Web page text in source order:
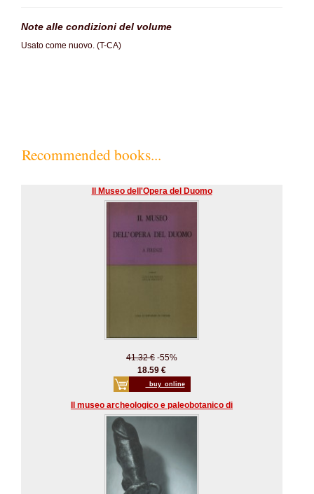
Note alle condizioni del volume
Usato come nuovo. (T-CA)
Recommended books...
Il Museo dell'Opera del Duomo
41.32 € -55%
18.59 €
_buy_online
Il museo archeologico e paleobotanico di